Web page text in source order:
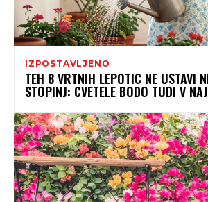
IZPOSTAVLJENO
TEH 8 VRTNIH LEPOTIC NE USTAVI
STOPINJ: CVETELE BODO TUDI V